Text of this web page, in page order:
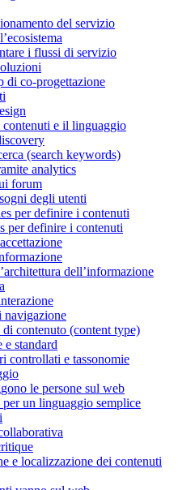
del servizio
i flussi di servizio
di co-progettazione
contenuti e il linguaggio
(search keywords)
analytics
forum
degli utenti
per definire i contenuti
per definire i contenuti
dell’informazione
navigazione
contenuto (content type)
standard
controllati e tassonomie
le persone sul web
un linguaggio semplice
e localizzazione dei contenuti